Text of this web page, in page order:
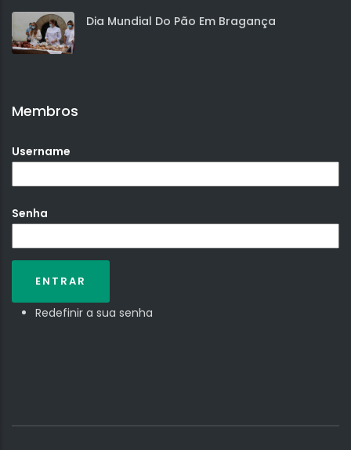
Dia Mundial Do Pão Em Bragança
Membros
Username
Senha
Redefinir a sua senha